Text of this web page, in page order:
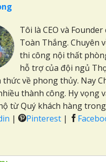
Tôi là CEO và
Toàn Thắng. Chuyên
thi công nội thất
hỗ trợ của đội ngủ
thức về phong thủy. Nay
thành công. Hy vọng
từ Quý khách hàng
| Pinterest |